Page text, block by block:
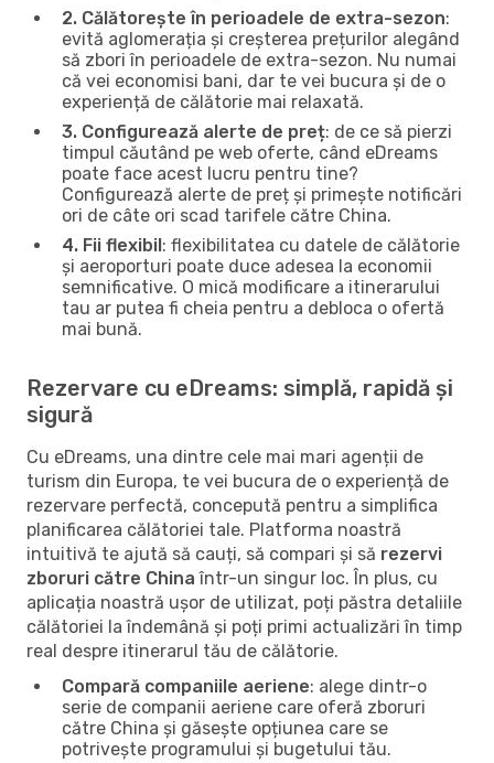
2. Călătorește în perioadele de extra-sezon:
evită aglomerația și creșterea prețurilor alegând
să zbori în perioadele de extra-sezon. Nu numai
că vei economisi bani, dar te vei bucura și de o
experiență de călătorie mai relaxată.
3. Configurează alerte de preț: de ce să pierzi
timpul căutând pe web oferte, când eDreams
poate face acest lucru pentru tine?
Configurează alerte de preț și primește notificări
ori de câte ori scad tarifele către China.
4. Fii flexibil: flexibilitatea cu datele de călătorie
și aeroporturi poate duce adesea la economii
semnificative. O mică modificare a itinerarului
tau ar putea fi cheia pentru a debloca o ofertă
mai bună.
Rezervare cu eDreams: simplă, rapidă și
sigură
Cu eDreams, una dintre cele mai mari agenții de
turism din Europa, te vei bucura de o experiență de
rezervare perfectă, concepută pentru a simplifica
planificarea călătoriei tale. Platforma noastră
intuitivă te ajută să cauți, să compari și să rezervi
zboruri către China într-un singur loc. În plus, cu
aplicația noastră ușor de utilizat, poți păstra detaliile
călătoriei la îndemână și poți primi actualizări în timp
real despre itinerarul tău de călătorie.
Compară companiile aeriene: alege dintr-o
serie de companii aeriene care oferă zboruri
către China și găsește opțiunea care se
potrivește programului și bugetului tău.